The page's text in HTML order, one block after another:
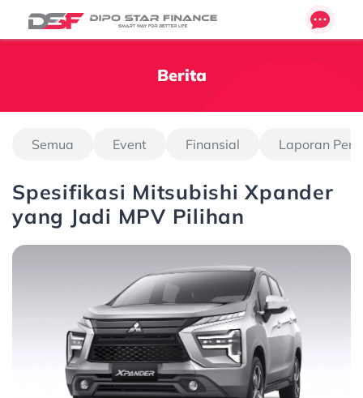
Berita
Semua Event Finansial Laporan
Spesifikasi Mitsubishi Xpander
yang Jadi MPV Pilihan